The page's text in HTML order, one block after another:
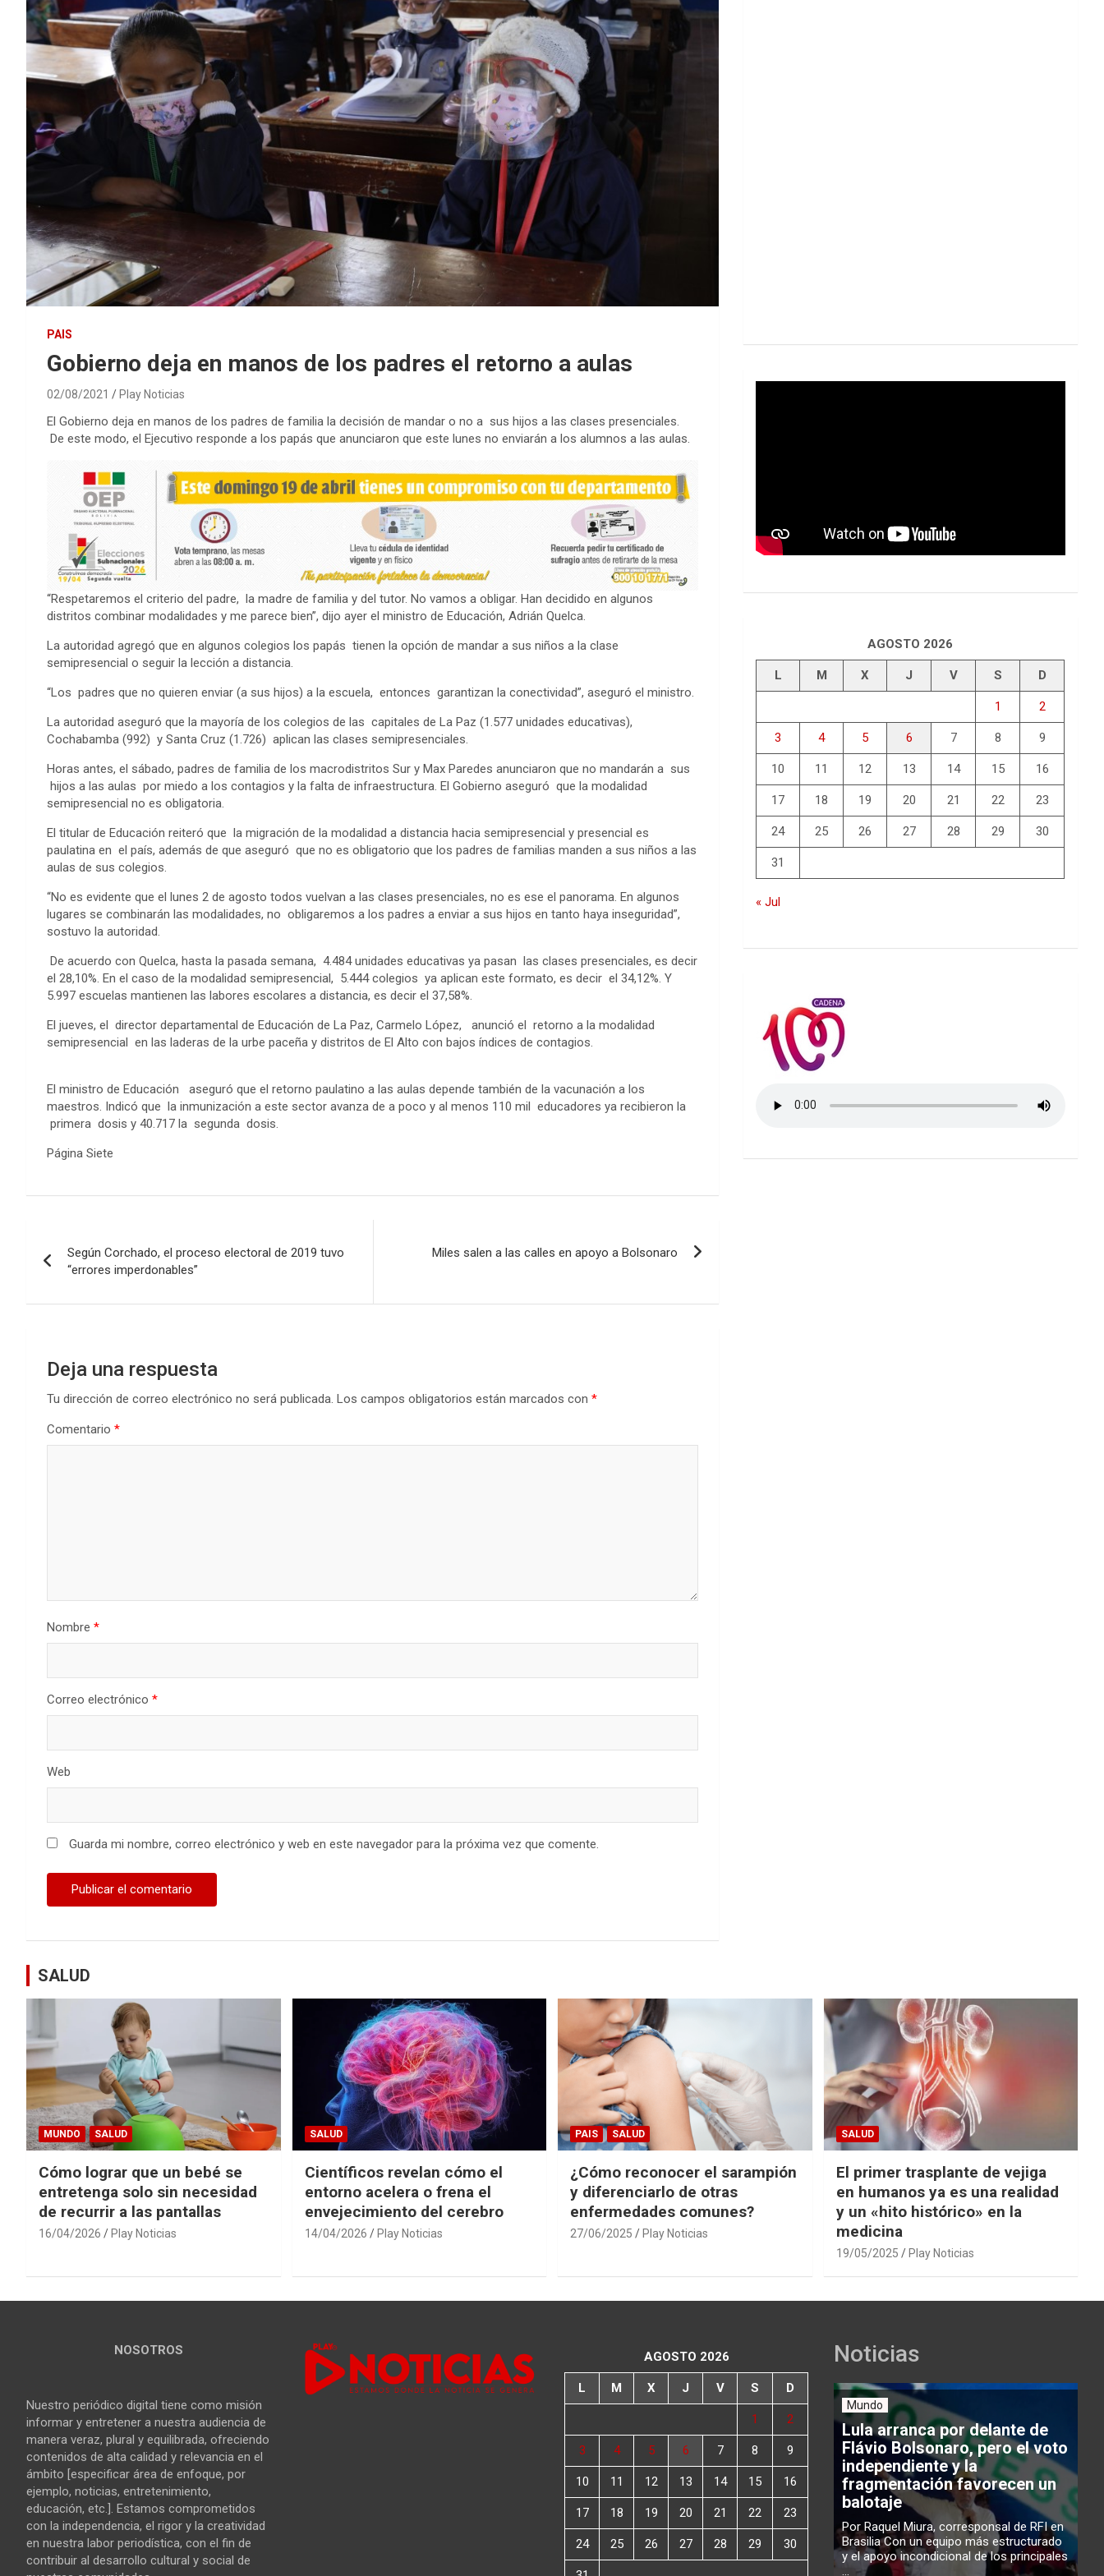
PAIS
Gobierno deja en manos de los padres el retorno a aulas
02/08/2021 Play Noticias
El Gobierno deja en manos de los padres de familia la decisión de mandar o no a sus hijos a las clases presenciales.
De este modo, el Ejecutivo responde a los papás que anunciaron que este lunes no enviarán a los alumnos a las aulas.
“Respetaremos el criterio del padre, la madre de familia y del tutor. No vamos a obligar. Han decidido en algunos
distritos combinar modalidades y me parece bien”, dijo ayer el ministro de Educación, Adrián Quelca.
La autoridad agregó que en algunos colegios los papás tienen la opción de mandar a sus niños a la clase
semipresencial o seguir la lección a distancia.
“Los padres que no quieren enviar (a sus hijos) a la escuela, entonces garantizan la conectividad”, aseguró el ministro.
La autoridad aseguró que la mayoría de los colegios de las capitales de La Paz (1.577 unidades educativas),
Cochabamba (992) y Santa Cruz (1.726) aplican las clases semipresenciales.
Horas antes, el sábado, padres de familia de los macrodistritos Sur y Max Paredes anunciaron que no mandarán a sus
hijos a las aulas por miedo a los contagios y la falta de infraestructura. El Gobierno aseguró que la modalidad
semipresencial no es obligatoria.
El titular de Educación reiteró que la migración de la modalidad a distancia hacia semipresencial y presencial es
paulatina en el país, además de que aseguró que no es obligatorio que los padres de familias manden a sus niños a las
aulas de sus colegios.
“No es evidente que el lunes 2 de agosto todos vuelvan a las clases presenciales, no es ese el panorama. En algunos
lugares se combinarán las modalidades, no obligaremos a los padres a enviar a sus hijos en tanto haya inseguridad”,
sostuvo la autoridad.
De acuerdo con Quelca, hasta la pasada semana, 4.484 unidades educativas ya pasan las clases presenciales, es decir
el 28,10%. En el caso de la modalidad semipresencial, 5.444 colegios ya aplican este formato, es decir el 34,12%. Y
5.997 escuelas mantienen las labores escolares a distancia, es decir el 37,58%.
El jueves, el director departamental de Educación de La Paz, Carmelo López, anunció el retorno a la modalidad
semipresencial en las laderas de la urbe paceña y distritos de El Alto con bajos índices de contagios.
El ministro de Educación aseguró que el retorno paulatino a las aulas depende también de la vacunación a los
maestros. Indicó que la inmunización a este sector avanza de a poco y al menos 110 mil educadores ya recibieron la
primera dosis y 40.717 la segunda dosis.
Página Siete
de
entradas
Según Corchado, el proceso electoral de 2019 tuvo
“errores imperdonables”
Miles salen a las calles en apoyo a Bolsonaro
Deja una respuesta
Tu dirección de correo electrónico no será publicada. Los campos obligatorios están marcados con *
Comentario *
Nombre *
Correo electrónico *
Web
Guarda mi nombre, correo electrónico y web en este navegador para la próxima vez que comente.
AGOSTO 2026
L M X J V S D
1 2
3 4 5 6 7 8 9
10 11 12 13 14 15 16
17 18 19 20 21 22 23
24 25 26 27 28 29 30
31
« Jul
SALUD
MUNDO SALUD
Cómo lograr que un bebé se
entretenga solo sin necesidad
de recurrir a las pantallas
16/04/2026 Play Noticias
SALUD
Científicos revelan cómo el
entorno acelera o frena el
envejecimiento del cerebro
14/04/2026 Play Noticias
PAIS SALUD
¿Cómo reconocer el sarampión
y diferenciarlo de otras
enfermedades comunes?
27/06/2025 Play Noticias
SALUD
El primer trasplante de vejiga
en humanos ya es una realidad
y un «hito histórico» en la
medicina
19/05/2025 Play Noticias
NOSOTROS
Nuestro periódico digital tiene como misión
informar y entretener a nuestra audiencia de
manera veraz, plural y equilibrada, ofreciendo
contenidos de alta calidad y relevancia en el
ámbito [especificar área de enfoque, por
ejemplo, noticias, entretenimiento,
educación, etc.]. Estamos comprometidos
con la independencia, el rigor y la creatividad
en nuestra labor periodística, con el fin de
contribuir al desarrollo cultural y social de
AGOSTO 2026
L M X J V S D
1 2
3 4 5 6 7 8 9
10 11 12 13 14 15 16
17 18 19 20 21 22 23
24 25 26 27 28 29 30
Noticias
Mundo
Lula arranca por delante de
Flávio Bolsonaro, pero el voto
independiente y la
fragmentación favorecen un
balotaje
Por Raquel Miura, corresponsal de RFI en
Brasilia Con un equipo más estructurado
y el apoyo incondicional de los principales
...